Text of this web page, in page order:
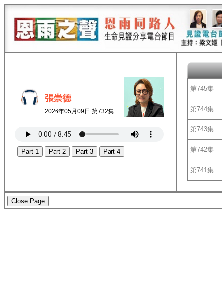
張崇德
2026年05月09日 第732集
Part 1 Part 2 Part 3 Part 4
第745集
第744集
第743集
第742集
第741集
Close Page